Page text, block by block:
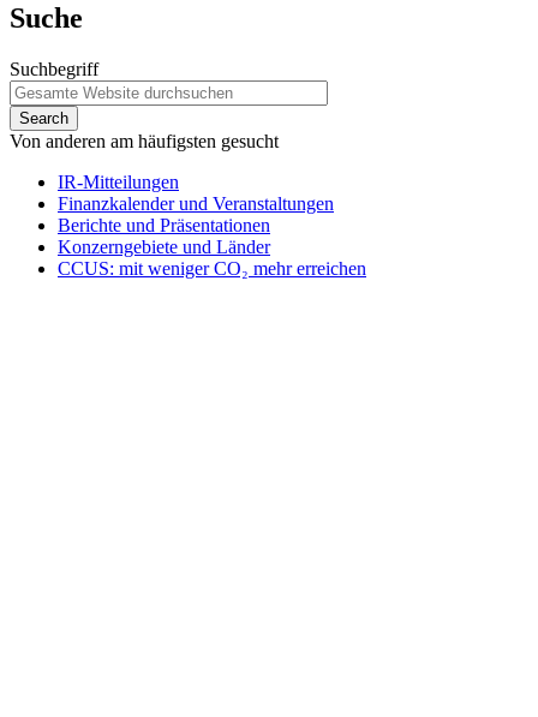
Suche
Suchbegriff
Von anderen am häufigsten gesucht
IR-Mitteilungen
Finanzkalender und Veranstaltungen
Berichte und Präsentationen
Konzerngebiete und Länder
CCUS: mit weniger CO₂ mehr erreichen